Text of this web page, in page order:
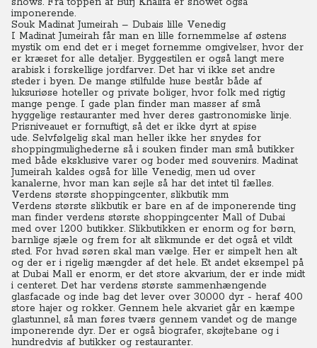
imponerende.
Souk Madinat Jumeirah – Dubais lille Venedig
I Madinat Jumeirah får man en lille fornemmelse af østens
mystik om end det er i meget fornemme omgivelser, hvor der
er kræset for alle detaljer. Byggestilen er også langt mere
arabisk i forskellige jordfarver. Det har vi ikke set andre
steder i byen. De mange stilfulde huse består både af
luksuriøse hoteller og private boliger, hvor folk med rigtig
mange penge. I gade plan finder man masser af små
hyggelige restauranter med hver deres gastronomiske linje.
Prisniveauet er fornuftigt, så det er ikke dyrt at spise
ude. Selvfølgelig skal man heller ikke her snydes for
shoppingmulighederne så i souken finder man små butikker
med både eksklusive varer og boder med souvenirs. Madinat
Jumeirah kaldes også for lille Venedig, men ud over
kanalerne, hvor man kan sejle så har det intet til fælles.
Verdens største shoppingcenter, slikbutik mm
Verdens største slikbutik er bare en af de imponerende ting
man finder verdens største shoppingcenter Mall of Dubai
med over 1200 butikker. Slikbutikken er enorm og for børn,
barnlige sjæle og frem for alt slikmunde er det også et vildt
sted. For hvad søren skal man vælge. Her er simpelt hen alt
og der er i rigelig mængder af det hele. Et andet eksempel på
at Dubai Mall er enorm, er det store akvarium, der er inde midt
i centeret. Det har verdens største sammenhængende
glasfacade og inde bag det lever over 30.000 dyr - heraf 400
store hajer og rokker. Gennem hele akvariet går en kæmpe
glastunnel, så man føres tværs gennem vandet og de mange
imponerende dyr. Der er også biografer, skøjtebane og i
hundredvis af butikker og restauranter.